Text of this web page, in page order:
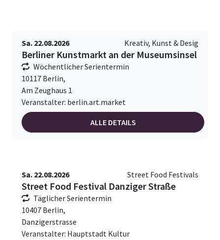
Sa. 22.08.2026 Kreativ, Kunst & Desig
Berliner Kunstmarkt an der Museumsinsel
Wöchentlicher Serientermin
10117 Berlin,
Am Zeughaus 1
Veranstalter: berlin.art.market
ALLE DETAILS
Sa. 22.08.2026 Street Food Festivals
Street Food Festival Danziger Straße
Täglicher Serientermin
10407 Berlin,
Danzigerstrasse
Veranstalter: Hauptstadt Kultur